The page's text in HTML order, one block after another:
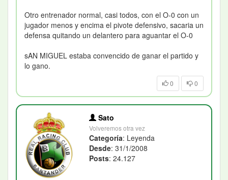
Otro entrenador normal, casi todos, con el O-0 con un
jugador menos y encima el pivote defensivo, sacaria un
defensa quitando un delantero para aguantar el O-0
sAN MIGUEL estaba convencido de ganar el partido y
lo gano.
0 0
Sato
Volveremos otra vez
Categoría: Leyenda
Desde: 31/1/2008
Posts: 24.127